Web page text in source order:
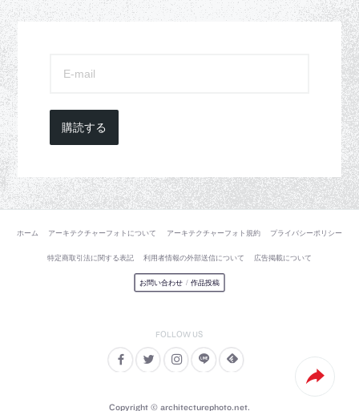
購読する
ホーム アーキテクチャーフォトについて アーキテクチャーフォト規約 プライバシーポリシー
特定商取引法に関する表記 利用者情報の外部送信について 広告掲載について
お問い合わせ / 作品投稿
Copyright © architecturephoto.net.